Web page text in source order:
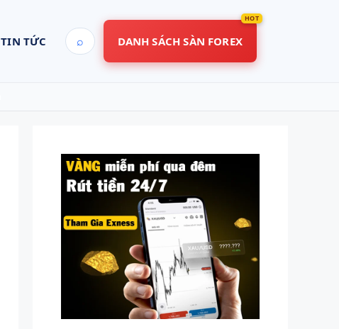
TIN TỨC ⌕ DANH SÁCH SÀN FOREX